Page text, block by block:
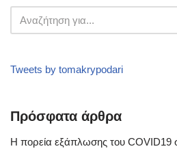
Tweets by tomakrypodari
Πρόσφατα άρθρα
Η πορεία εξάπλωσης του COVID19